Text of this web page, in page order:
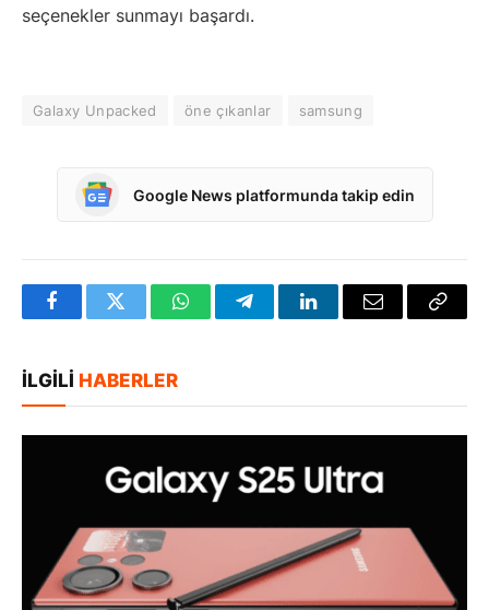
seçenekler sunmayı başardı.
Galaxy Unpacked öne çıkanlar samsung
Google News platformunda takip edin
FacebookTwitter WhatsAppTelegramLinkedInE-
İLGILI HABERLER